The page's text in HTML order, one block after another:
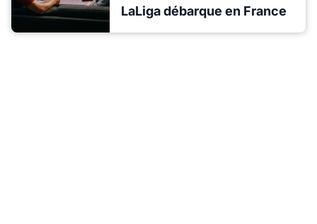
LaLiga débarque en France